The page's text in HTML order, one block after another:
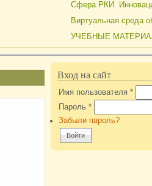
Сфера РКИ.
Виртуальная среда
УЧЕБНЫЕ
Вход на сайт
Имя пользователя*
Пароль*
Забыли пароль?